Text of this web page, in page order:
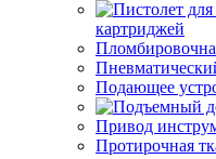
картриджей
Подающее
Привод
Протирочная